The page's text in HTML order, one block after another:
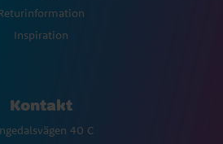
Inspiration
Kontakt
40 C